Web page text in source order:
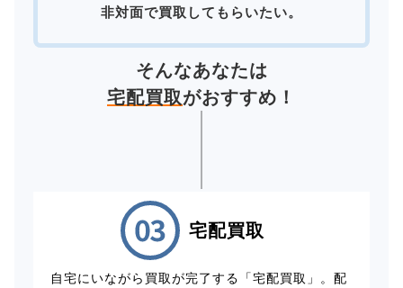
非対面で買取してもらいたい。
そんなあなたは
宅配買取がおすすめ！
宅配買取
自宅にいながら買取が完了する「宅配買取」。配